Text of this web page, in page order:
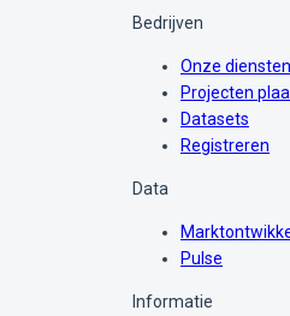
Bedrijven
Onze diensten
Projecten
Datasets
Registreren
Data
Pulse
Informatie